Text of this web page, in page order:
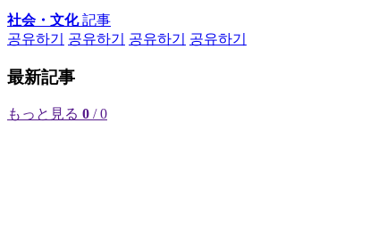
社会・文化記事
공유하기
공유하기 공유하기 공유하기
最新記事
もっと見る 0 / 0